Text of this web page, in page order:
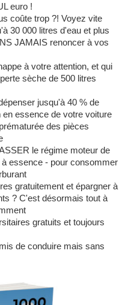
euro !
coûte trop ?! Voyez vite
30 000 litres d'eau et plus
JAMAIS renoncer à vos
à votre attention, et qui
sèche de 500 litres
jusqu'à 40 % de
essence de votre voiture
des pièces
le régime moteur de
essence - pour consommer
gratuitement et épargner à
? C'est désormais tout à
gratuits et toujours
de conduire mais sans